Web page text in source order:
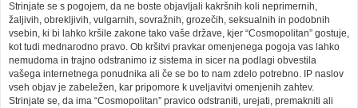
Strinjate se s pogojem, da ne boste objavljali kakršnih koli neprimernih,
žaljivih, obrekljivih, vulgarnih, sovražnih, grozečih, seksualnih in podobnih
vsebin, ki bi lahko kršile zakone tako vaše države, kjer “Cosmopolitan” gostuje,
kot tudi mednarodno pravo. Ob kršitvi pravkar omenjenega pogoja vas lahko
nemudoma in trajno odstranimo iz sistema in sicer na podlagi obvestila
vašega internetnega ponudnika ali če se bo to nam zdelo potrebno. IP naslov
vseh objav je zabeležen, kar pripomore k uveljavitvi omenjenih zahtev.
Strinjate se, da ima “Cosmopolitan” pravico odstraniti, urejati, premakniti ali